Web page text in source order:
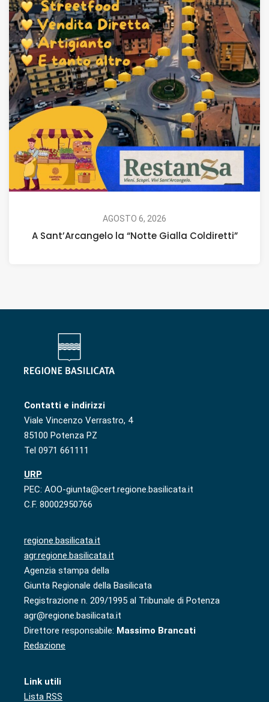
AGOSTO 6, 2026
A Sant’Arcangelo la “Notte Gialla Coldiretti”
Contatti e indirizzi
Viale Vincenzo Verrastro, 4
85100 Potenza PZ
Tel 0971 661111
URP
PEC: AOO-giunta@cert.regione.basilicata.it
C.F. 80002950766
regione.basilicata.it
agr.regione.basilicata.it
Agenzia stampa della
Giunta Regionale della Basilicata
Registrazione n. 209/1995 al Tribunale di Potenza
agr@regione.basilicata.it
Direttore responsabile: Massimo Brancati
Redazione
Link utili
Lista RSS